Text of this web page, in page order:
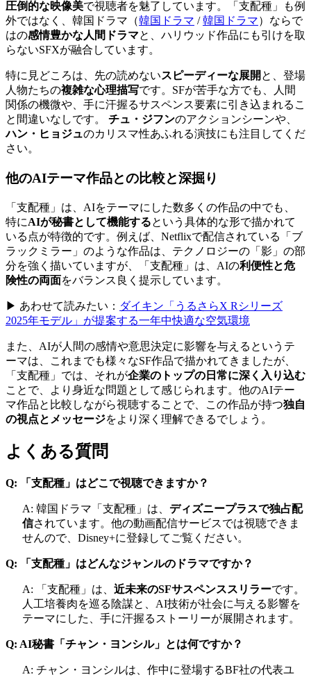
圧倒的な映像美で視聴者を魅了しています。「支配種」も例
外ではなく、 韓国ドラマ（韓国ドラマ /韓国ドラマ） ならで
はの感情豊かな人間ドラマと、ハリウッド作品にも引けを取
らないSFXが融合しています。
特に見どころは、先の読めないスピーディーな展開 と、登場
人物たちの複雑な心理描写です。SFが苦手な方でも、人間
関係の機微や、手に汗握るサスペンス要素に引き込まれるこ
と間違いなしです。 チュ・ジフンのアクションシーンや、
ハン・ヒョジュのカリスマ性あふれる演技にも注目してくだ
さい。
他のAIテーマ作品との比較と深掘り
「支配種」は、AIをテーマにした数多くの作品の中でも、
特にAIが秘書として機能するという具体的な形で描かれて
いる点が特徴的です。例えば、Netflixで配信されている「ブ
ラックミラー」のような作品は、テクノロジーの「影」の部
分を強く描いていますが、「支配種」は、AIの利便性と危
険性の両面をバランス良く提示しています。
▶ あわせて読みたい： ダイキン「うるさらX Rシリーズ
2025年モデル」が提案する一年中快適な空気環境
また、AIが人間の感情や意思決定に影響を与えるというテ
ーマは、これまでも様々なSF作品で描かれてきましたが、
「支配種」では、それが企業のトップの日常に深く入り込む
ことで、より身近な問題として感じられます。他のAIテー
マ作品と比較しながら視聴することで、この作品が持つ独自
の視点とメッセージをより深く理解できるでしょう。
よくある質問
Q: 「支配種」はどこで視聴できますか？
A: 韓国ドラマ「支配種」は、 ディズニープラスで独占配
信されています。他の動画配信サービスでは視聴できま
せんので、Disney+に登録してご覧ください。
Q: 「支配種」はどんなジャンルのドラマですか？
A: 「支配種」は、 近未来のSFサスペンススリラーです。
人工培養肉を巡る陰謀と、AI技術が社会に与える影響を
テーマにした、手に汗握るストーリーが展開されます。
Q: AI秘書「チャン・ヨンシル」とは何ですか？
A: チャン・ヨンシルは、作中に登場するBF社の代表ユ